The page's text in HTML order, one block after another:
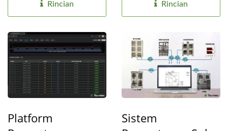
yang memerlukan kontrol...
Rincian Rincian
Platform
Sistem